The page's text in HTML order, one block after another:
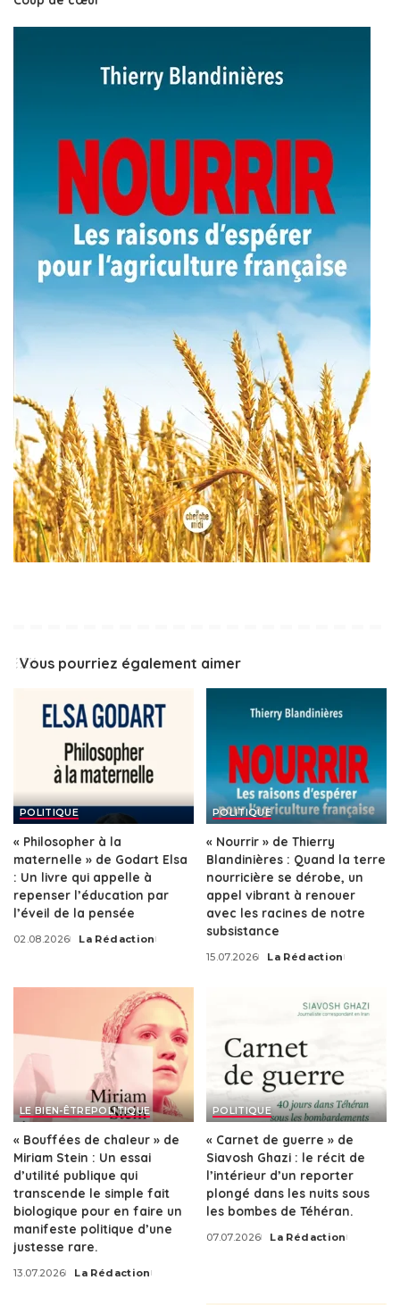
Vous pourriez également aimer
POLITIQUE
« Philosopher à la
maternelle » de Godart Elsa
: Un livre qui appelle à
repenser l’éducation par
l’éveil de la pensée
02.08.2026
Posted
La Rédaction
POLITIQUE
« Nourrir » de Thierry
Blandinières : Quand la terre
nourricière se dérobe, un
appel vibrant à renouer
avec les racines de notre
subsistance
15.07.2026
Posted
La Rédaction
LE BIEN-ÊTREPOLITIQUE
« Bouffées de chaleur » de
Miriam Stein : Un essai
d’utilité publique qui
transcende le simple fait
biologique pour en faire un
manifeste politique d’une
justesse rare.
13.07.2026
Posted
La Rédaction
POLITIQUE
« Carnet de guerre » de
Siavosh Ghazi : le récit de
l’intérieur d’un reporter
plongé dans les nuits sous
les bombes de Téhéran.
07.07.2026
Posted
La Rédaction